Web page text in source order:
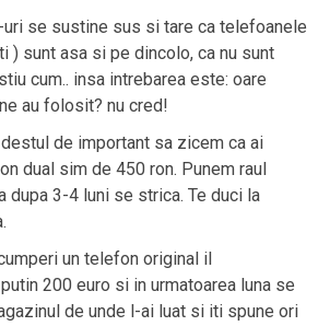
uri se sustine sus si tare ca telefoanele
) sunt asa si pe dincolo, ca nu sunt
cum.. insa intrebarea este: oare
au folosit? nu cred!
de important sa zicem ca ai
dual sim de 450 ron. Punem raul
dupa 3-4 luni se strica. Te duci la
un telefon original il
200 euro si in urmatoarea luna se
de unde l-ai luat si iti spune ori